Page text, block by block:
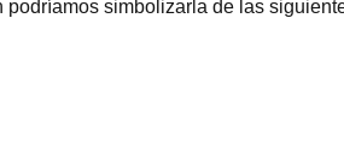
simbolizarla de las